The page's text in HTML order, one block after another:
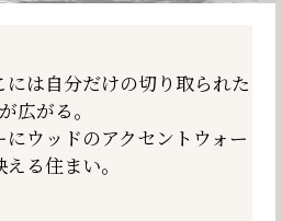
には自分だけの切り取られた
広がる。
にウッドのアクセントウォー
る住まい。